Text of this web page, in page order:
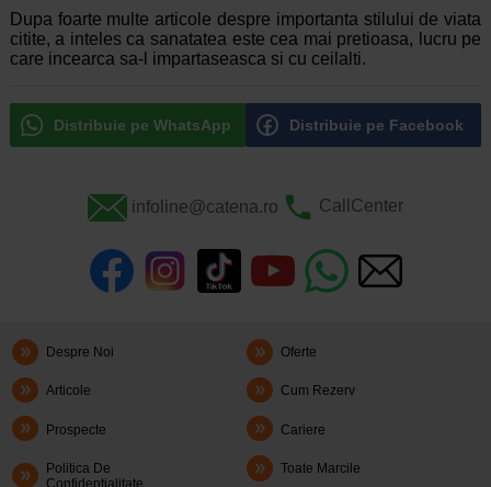
Dupa foarte multe articole despre importanta stilului de viata
citite, a inteles ca sanatatea este cea mai pretioasa, lucru pe
care incearca sa-l impartaseasca si cu ceilalti.
Distribuie pe WhatsApp Distribuie pe Facebook
infoline@catena.ro CallCenter
Despre Noi Oferte
Articole Cum Rezerv
Prospecte Cariere
Politica De
Confidentialitate
Toate Marcile